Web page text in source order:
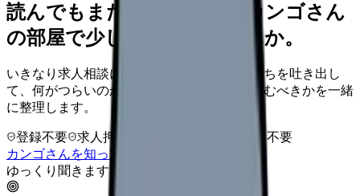
読んでもまだ苦しいなら、カンゴさん
の部屋で少し話してみませんか。
いきなり求人相談には進みません。今の気持ちを吐き出し
て、何がつらいのか、辞めるべきか、少し休むべきかを一緒
に整理します。
登録不要 求人押し売りなし
病院名は入力不要
カンゴさんを知ってから相談する
ゆっくり聞きます